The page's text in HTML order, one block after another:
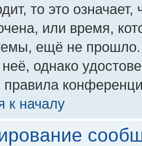
то это
или время,
ещё не
неё, однако
к началу